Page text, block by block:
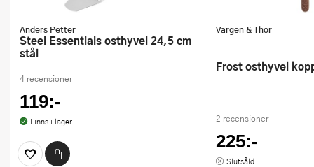
Anders Petter
Steel Essentials osthyvel 24,5 cm
stål
4 recensioner
119:-
Finns i lager
Vargen & Thor
Frost osthyvel
2 recensioner
225:-
Slutsåld